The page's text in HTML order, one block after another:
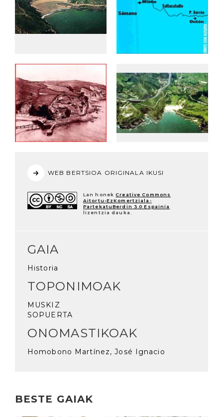
WEB BERTSIOA ORIGINALA IKUSI
Lan honek Creative Commons
Aitortu-EzKomertziala-
PartekatuBerdin 3.0 Espainia
lizentzia dauka.
GAIA
Historia
TOPONIMOAK
MUSKIZ
SOPUERTA
ONOMASTIKOAK
Homobono Martínez, José Ignacio
BESTE GAIAK